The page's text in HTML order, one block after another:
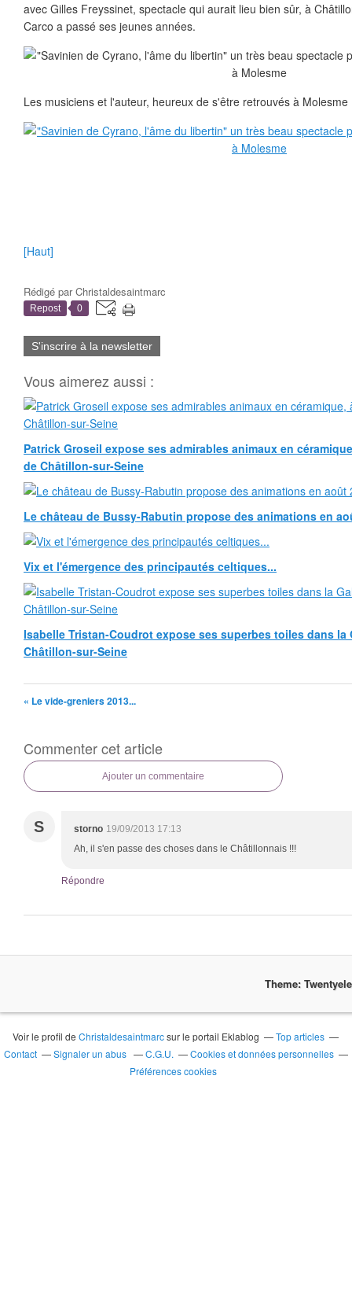
avec Gilles Freyssinet, spectacle qui aurait lieu bien sûr, à
Carco a passé ses jeunes années.
Les musiciens et l'auteur, heureux de s'être retrouvés à Molesme
[Haut]
Rédigé parChristaldesaintmarc
Repost 0
S'inscrire à la newsletter
Vous aimerez aussi :
Patrick Groseil expose ses admirables animaux en
de Châtillon-sur-Seine
Le château de Bussy-Rabutin propose des animations en
Vix et l'émergence des principautés celtiques...
Isabelle Tristan-Coudrot expose ses superbes toiles dans la
Châtillon-sur-Seine
« Le vide-greniers 2013...
Commenter cet article
Ajouter un commentaire
S storno 19/09/2013 17:13
Ah, il s'en passe des choses dans le Châtillonnais !!!
Répondre
Theme:
Voir le profil deChristaldesaintmarcsur le portail Eklablog
Top articles
Contact
Signaler un abus C.G.U.
Cookies et données personnelles
Préférences cookies